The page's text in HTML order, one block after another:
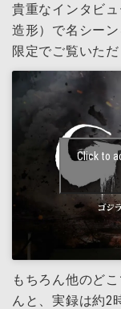
貴重なインタビ
造形）で名シー
限定でご覧いた
Click to
もちろん他のど
んと、実録は約2